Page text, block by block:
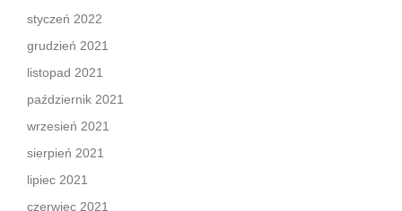
styczeń 2022
grudzień 2021
listopad 2021
październik 2021
wrzesień 2021
sierpień 2021
lipiec 2021
czerwiec 2021